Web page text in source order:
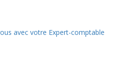
avec votre Expert-comptable